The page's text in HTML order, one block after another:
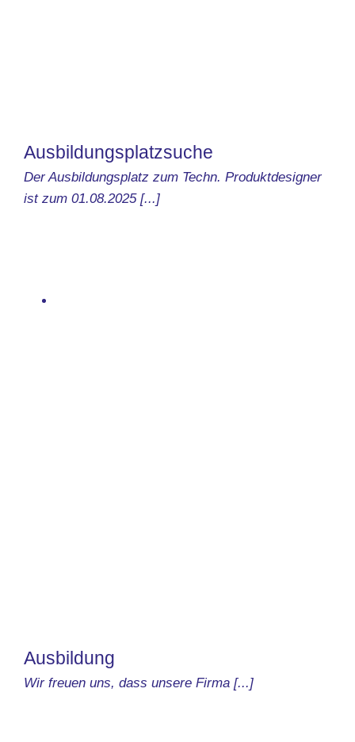
Ausbildungsplatzsuche
Der Ausbildungsplatz zum Techn. Produktdesigner
ist zum 01.08.2025 [...]
Ausbildung
Wir freuen uns, dass unsere Firma [...]